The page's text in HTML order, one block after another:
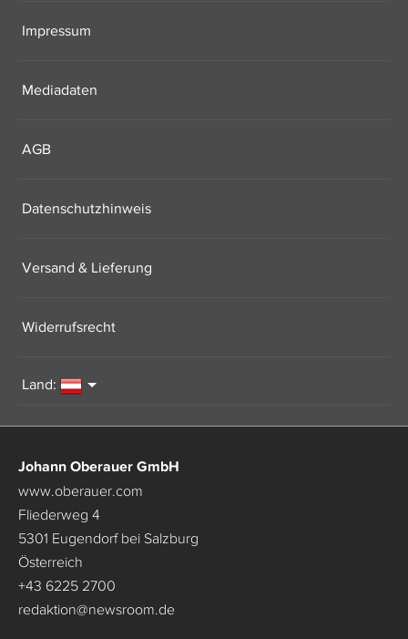
Impressum
Mediadaten
AGB
Datenschutzhinweis
Versand & Lieferung
Widerrufsrecht
Land:
Johann Oberauer GmbH
www.oberauer.com
Fliederweg 4
5301 Eugendorf bei Salzburg
Österreich
+43 6225 2700
redaktion@newsroom.de